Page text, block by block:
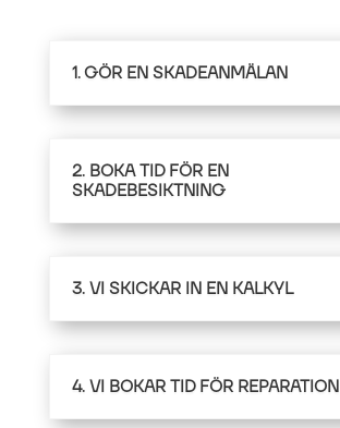
1. GÖR EN SKADEANMÄLAN
2. BOKA TID FÖR EN
SKADEBESIKTNING
3. VI SKICKAR IN EN KALKYL
4. VI BOKAR TID FÖR REPARATION